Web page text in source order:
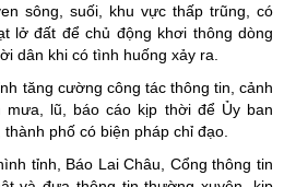
sông, suối, khu vực thấp trũng, có
lở đất để chủ động khơi thông dòng
dân khi có tình huống xảy ra.
tăng cường công tác thông tin, cảnh
mưa, lũ, báo cáo kịp thời để Ủy ban
phố có biện pháp chỉ đạo.
tỉnh, Báo Lai Châu, Cổng thông tin